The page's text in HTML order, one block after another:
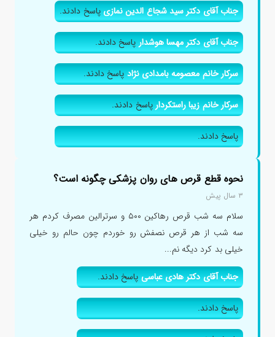
جناب آقای دکتر سید شجاع الدین نمازیپاسخ دادند.
جناب آقای دکتر مهسا هوشدارپاسخ دادند.
سرکار خانم معصومه بامدادی نژادپاسخ دادند.
سرکار خانم زیبا راستکردارپاسخ دادند.
پاسخ دادند.
نحوه قطع قرص های روان پزشکی چگونه است؟
۳ سال پیش
سلام سه شب قرص رهاکین ۵۰۰ و سرترالین مصرف کردم هر
سه شب از هر قرص نصفش رو خوردم چون حالم رو خیلی
خیلی بد کرد دیگه نم...
جناب آقای دکتر هادی عباسیپاسخ دادند.
پاسخ دادند.